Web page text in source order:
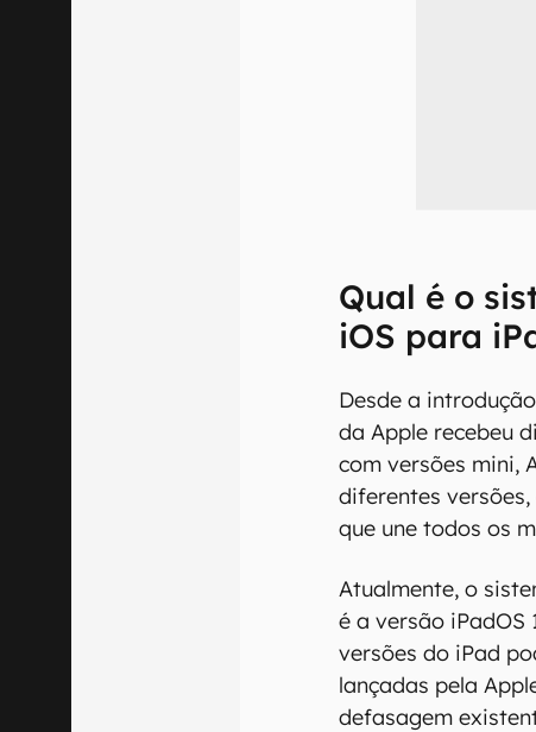
Qual é o
iOS para
Desde a
da Apple recebeu
com versões mini,
diferentes
que une todos os
Atualmente, o
é a versão iPadOS
versões do iPad
lançadas pela
defasagem